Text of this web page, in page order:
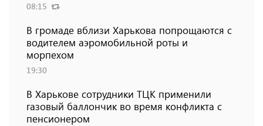
08:15
В громаде вблизи Харькова попрощаются с
водителем аэромобильной роты и
морпехом
19:30
В Харькове сотрудники ТЦК применили
газовый баллончик во время конфликта с
пенсионером